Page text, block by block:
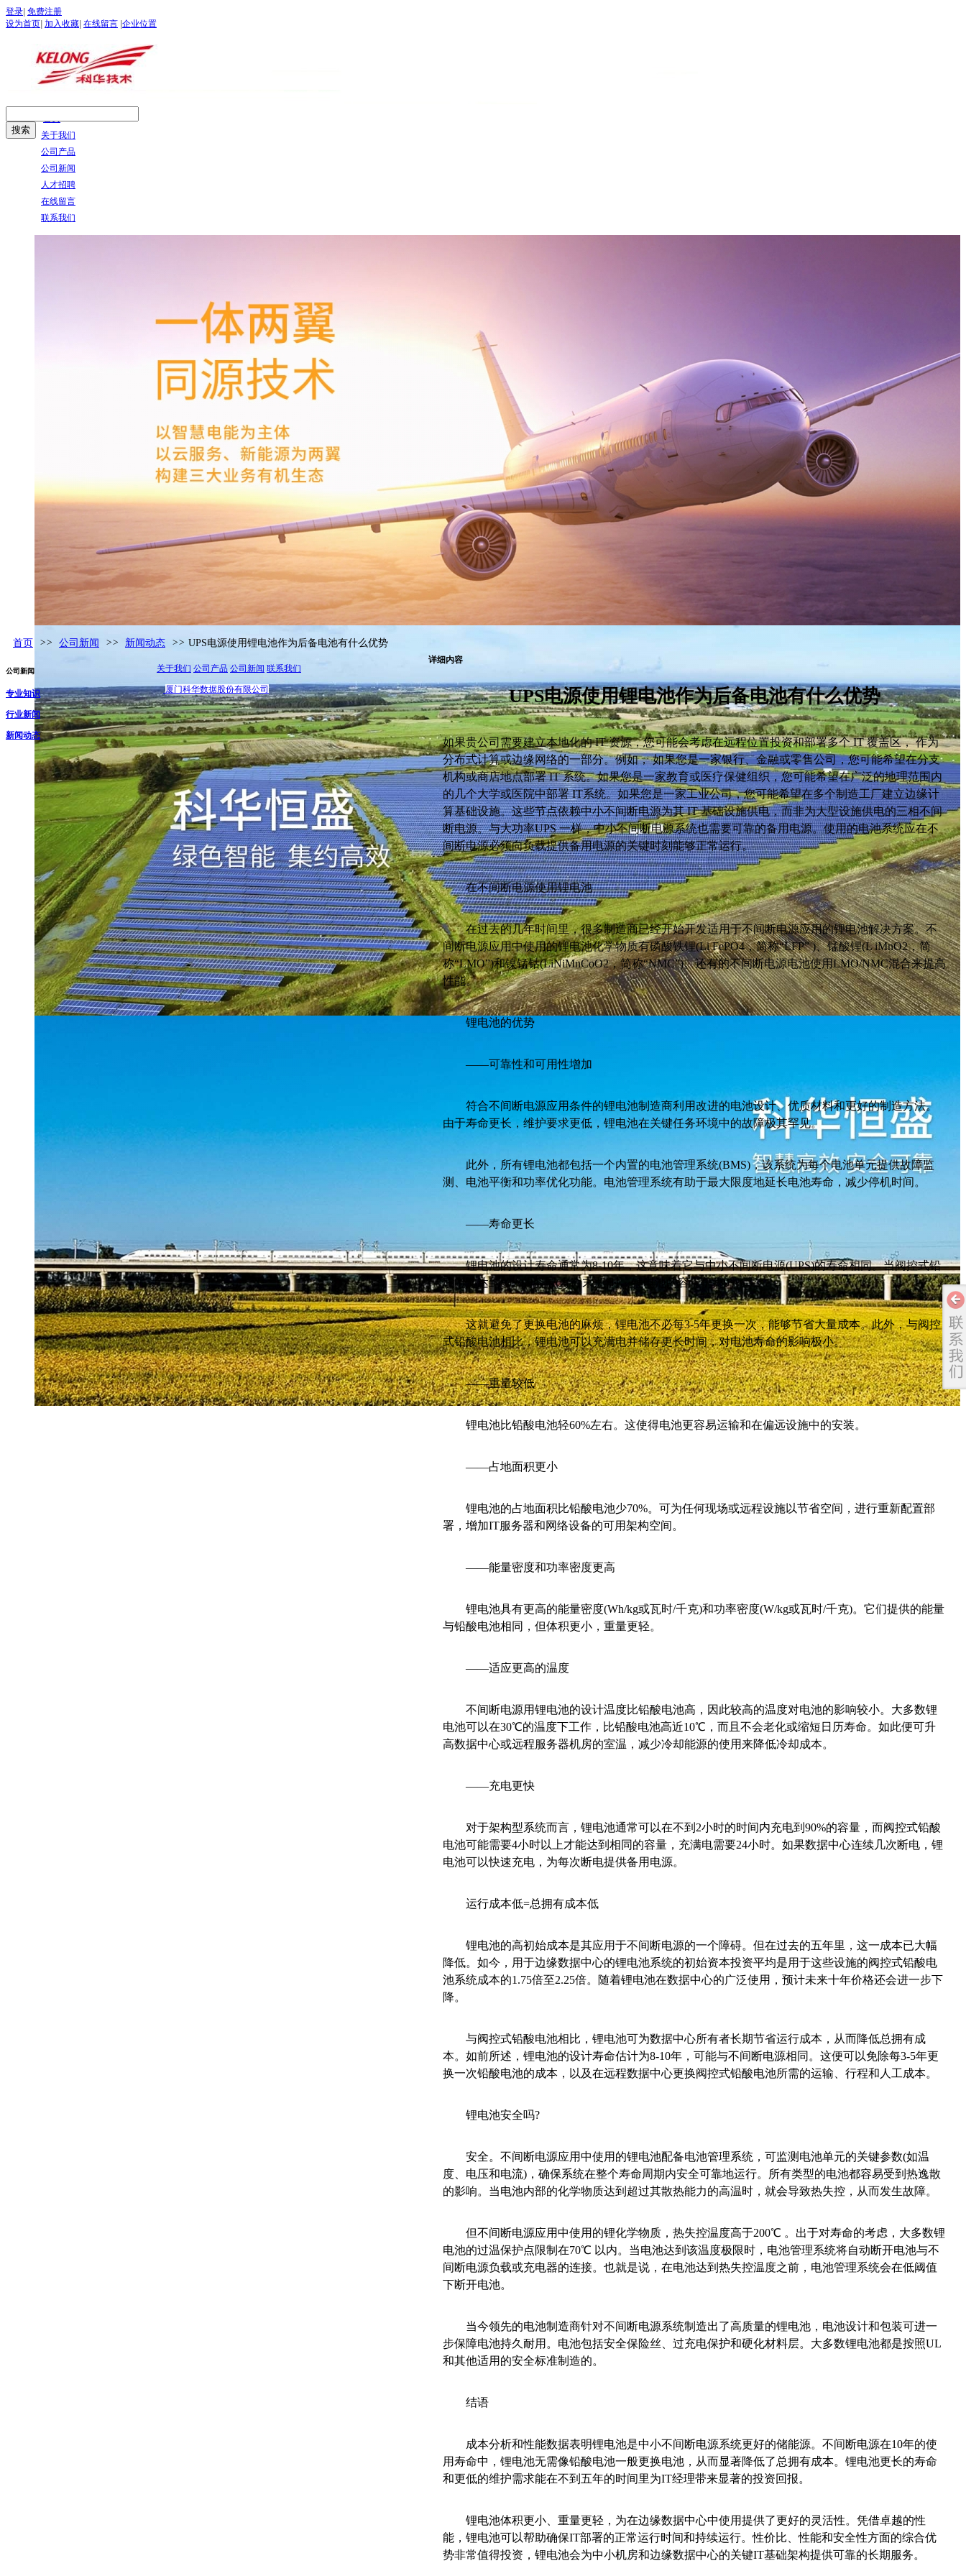
登录 免费注册
设为首页 加入收藏 在线留言 企业位置
首页
关于我们
公司产品
公司新闻
人才招聘
在线留言
联系我们
首页 >> 公司新闻 >> 新闻动态 >> UPS电源使用锂电池作为后备电池有什么优势
详细内容
UPS电源使用锂电池作为后备电池有什么优势
如果贵公司需要建立本地化的 IT 资源，您可能会考虑在远程位置投资和部署多个 IT 覆盖区， 作为
分布式计算或边缘网络的一部分。例如， 如果您是一家银行、金融或零售公司，您可能希望在分支
机构或商店地点部署 IT 系统。如果您是一家教育或医疗保健组织，您可能希望在广泛的地理范围内
的几个大学或医院中部署 IT系统。如果您是一家工业公司，您可能希望在多个制造工厂建立边缘计
算基础设施。这些节点依赖中小不间断电源为其 IT 基础设施供电，而非为大型设施供电的三相不间
断电源。与大功率UPS 一样，中小不间断电源系统也需要可靠的备用电源。使用的电池系统应在不
间断电源必须向负载提供备用电源的关键时刻能够正常运行。
在不间断电源使用锂电池
在过去的几年时间里，很多制造商已经开始开发适用于不间断电源应用的锂电池解决方案。不
间断电源应用中使用的锂电池化学物质有磷酸铁锂(Li FePO4，简称“LFP” )、锰酸锂(L iMnO2，简
称“LMO”)和镍锰钴(LiNiMnCoO2，简称“NMC”)。还有的不间断电源电池使用LMO/NMC混合来提高
性能。
锂电池的优势
——可靠性和可用性增加
符合不间断电源应用条件的锂电池制造商利用改进的电池设计、优质材料和更好的制造方法。
由于寿命更长，维护要求更低，锂电池在关键任务环境中的故障极其罕见。
此外，所有锂电池都包括一个内置的电池管理系统(BMS)，该系统为每个电池单元提供故障监
测、电池平衡和功率优化功能。电池管理系统有助于最大限度地延长电池寿命，减少停机时间。
——寿命更长
锂电池的设计寿命通常为8-10年，这意味着它与中小不间断电源(UPS)的寿命相同。当阀控式铅
酸电池达到80%的容量(寿命末期)时，锂电池的容量仍为93%。
这就避免了更换电池的麻烦，锂电池不必每3-5年更换一次，能够节省大量成本。此外，与阀控
式铅酸电池相比，锂电池可以充满电并储存更长时间，对电池寿命的影响极小。
——重量较低
锂电池比铅酸电池轻60%左右。这使得电池更容易运输和在偏远设施中的安装。
——占地面积更小
锂电池的占地面积比铅酸电池少70%。可为任何现场或远程设施以节省空间，进行重新配置部
署，增加IT服务器和网络设备的可用架构空间。
——能量密度和功率密度更高
锂电池具有更高的能量密度(Wh/kg或瓦时/千克)和功率密度(W/kg或瓦时/千克)。它们提供的能量
与铅酸电池相同，但体积更小，重量更轻。
——适应更高的温度
不间断电源用锂电池的设计温度比铅酸电池高，因此较高的温度对电池的影响较小。大多数锂
电池可以在30℃的温度下工作，比铅酸电池高近10℃，而且不会老化或缩短日历寿命。如此便可升
高数据中心或远程服务器机房的室温，减少冷却能源的使用来降低冷却成本。
——充电更快
对于架构型系统而言，锂电池通常可以在不到2小时的时间内充电到90%的容量，而阀控式铅酸
电池可能需要4小时以上才能达到相同的容量，充满电需要24小时。如果数据中心连续几次断电，锂
电池可以快速充电，为每次断电提供备用电源。
运行成本低=总拥有成本低
锂电池的高初始成本是其应用于不间断电源的一个障碍。但在过去的五年里，这一成本已大幅
降低。如今，用于边缘数据中心的锂电池系统的初始资本投资平均是用于这些设施的阀控式铅酸电
池系统成本的1.75倍至2.25倍。随着锂电池在数据中心的广泛使用，预计未来十年价格还会进一步下
降。
与阀控式铅酸电池相比，锂电池可为数据中心所有者长期节省运行成本，从而降低总拥有成
本。如前所述，锂电池的设计寿命估计为8-10年，可能与不间断电源相同。这便可以免除每3-5年更
换一次铅酸电池的成本，以及在远程数据中心更换阀控式铅酸电池所需的运输、行程和人工成本。
锂电池安全吗?
安全。不间断电源应用中使用的锂电池配备电池管理系统，可监测电池单元的关键参数(如温
度、电压和电流)，确保系统在整个寿命周期内安全可靠地运行。所有类型的电池都容易受到热逸散
的影响。当电池内部的化学物质达到超过其散热能力的高温时，就会导致热失控，从而发生故障。
但不间断电源应用中使用的锂化学物质，热失控温度高于200℃ 。出于对寿命的考虑，大多数锂
电池的过温保护点限制在70℃ 以内。当电池达到该温度极限时，电池管理系统将自动断开电池与不
间断电源负载或充电器的连接。也就是说，在电池达到热失控温度之前，电池管理系统会在低阈值
下断开电池。
当今领先的电池制造商针对不间断电源系统制造出了高质量的锂电池，电池设计和包装可进一
步保障电池持久耐用。电池包括安全保险丝、过充电保护和硬化材料层。大多数锂电池都是按照UL
和其他适用的安全标准制造的。
结语
成本分析和性能数据表明锂电池是中小不间断电源系统更好的储能源。不间断电源在10年的使
用寿命中，锂电池无需像铅酸电池一般更换电池，从而显著降低了总拥有成本。锂电池更长的寿命
和更低的维护需求能在不到五年的时间里为IT经理带来显著的投资回报。
锂电池体积更小、重量更轻，为在边缘数据中心中使用提供了更好的灵活性。凭借卓越的性
能，锂电池可以帮助确保IT部署的正常运行时间和持续运行。性价比、性能和安全性方面的综合优
势非常值得投资，锂电池会为中小机房和边缘数据中心的关键IT基础架构提供可靠的长期服务。
公司新闻
专业知识
行业新闻
新闻动态
关于我们 公司产品 公司新闻 联系我们
厦门科华数据股份有限公司